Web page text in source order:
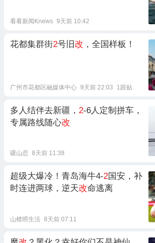
看看新闻Knews 9天前 10:42
花都集群街2号旧改 ，全国样板！
广州市花都区融媒体中心 9天前 22:03 1跟贴
多人结伴去新疆， 2-6人定制拼车，
专属路线随心改
疆山恋 8天前 11:38
超级大爆冷！青岛海牛4-2国安，补
时连进两球，逆天改命逃离
山楂唠生活 8天前 07:11